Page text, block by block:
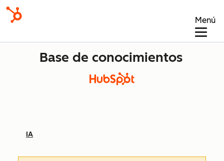
Menú
Base de conocimientos
IA